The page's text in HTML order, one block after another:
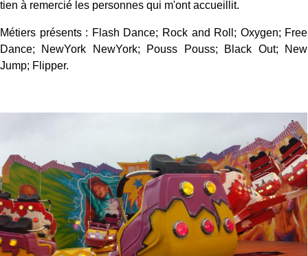
tien à remercié les personnes qui m'ont accueillit.
Métiers présents : Flash Dance; Rock and Roll; Oxygen; Free
Dance; NewYork NewYork; Pouss Pouss; Black Out; New
Jump; Flipper.